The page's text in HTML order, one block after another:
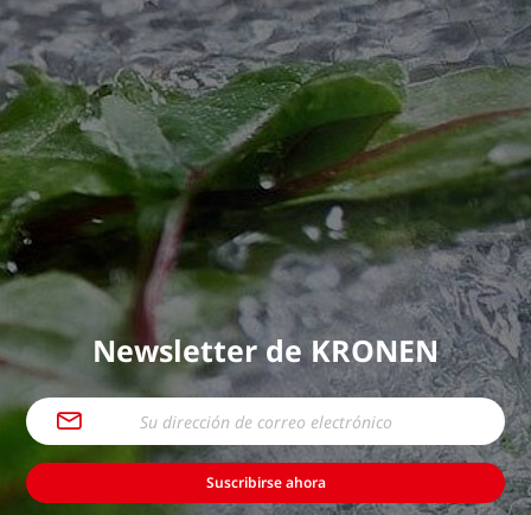
Newsletter de KRONEN
Suscribirse ahora